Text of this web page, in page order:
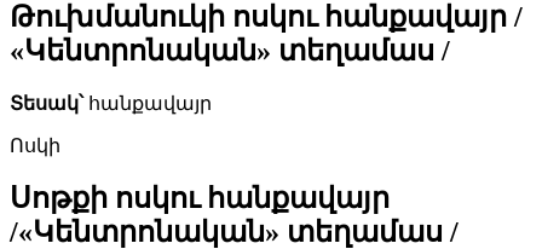
Թուխմանուկի ոսկու հանքավայր /
«Կենտրոնական» տեղամաս /
Տեսակ՝հանքավայր
Ոսկի
Սոթքի ոսկու հանքավայր
/«Կենտրոնական» տեղամաս /